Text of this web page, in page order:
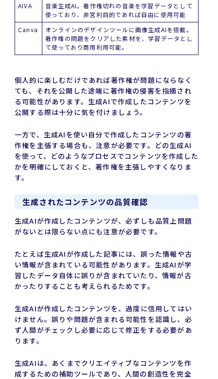
AIVA
音楽生成AI。著作権切れの音楽を学習データとして
使っており、非営利目的であれば自由に使用可能
Canva
オンラインのデザインツールに画像生成AIを搭載。
著作権の問題をクリアした素材を、学習データとし
て使っており商用利用可能。
個人的に楽しむだけであれば著作権が問題にならなく
ても、それを公開した途端に著作権の侵害を指摘され
る可能性があります。生成AIで作成したコンテンツを
公開する際は十分に気を付けましょう。
一方で、生成AIを使い自分で作成したコンテンツの著
作権を主張する場合も、注意が必要です。どの生成AI
を使って、どのようなプロセスでコンテンツを作成した
かを明確にしておくと、著作権を主張しやすくなりま
す。
生成されたコンテンツの品質確認
生成AIが作成したコンテンツが、必ずしも品質上問題
がないとは限らない点にも注意が必要です。
たとえば生成AIが作成した記事には、誤った情報や古
い情報が含まれている可能性があります。生成AIが学
習したデータ自体に誤りが含まれていたり、情報が古
かったりすることも考えられるためです。
生成AIが作成したコンテンツを、過度に信用してはい
けません。誤りや問題が含まれる可能性を認識し、必
ず人間がチェックし必要に応じて修正をする必要があ
ります。
生成AIは、あくまでクリエイティブなコンテンツを作
成するための補助ツールであり、人間の創造性を完全